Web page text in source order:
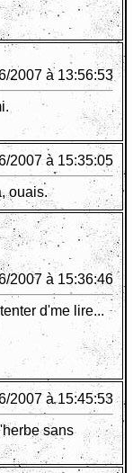
2007 à 13:56:53
2007 à 15:35:05
ouais.
2007 à 15:36:46
d'me lire...
2007 à 15:45:53
sans